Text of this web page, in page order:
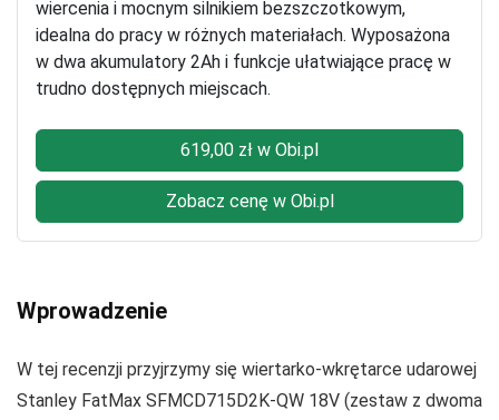
wiercenia i mocnym silnikiem bezszczotkowym,
idealna do pracy w różnych materiałach. Wyposażona
w dwa akumulatory 2Ah i funkcje ułatwiające pracę w
trudno dostępnych miejscach.
619,00 zł w Obi.pl
Zobacz cenę w Obi.pl
Wprowadzenie
W tej recenzji przyjrzymy się wiertarko-wkrętarce udarowej
Stanley FatMax SFMCD715D2K-QW 18V (zestaw z dwoma